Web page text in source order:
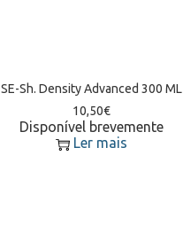
SE-Sh. Density Advanced 300 ML
10,50€
Disponível brevemente
Ler mais